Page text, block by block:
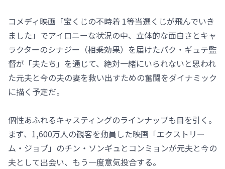
コメディ映画「宝くじの不時着 1等当選くじが飛んでいき
ました」でアイロニーな状況の中、立体的な面白さとキャ
ラクターのシナジー（相乗効果）を届けたパク・ギュテ監
督が「夫たち」を通じて、絶対一緒にいられないと思われ
た元夫と今の夫の妻を救い出すための奮闘をダイナミック
に描く予定だ。
個性あふれるキャスティングのラインナップも目を引く。
まず、1,600万人の観客を動員した映画「エクストリー
ム・ジョブ」のチン・ソンギュとコンミョンが元夫と今の
夫として出会い、もう一度意気投合する。